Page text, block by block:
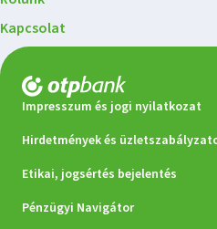
nyújt arról, ha az előző évi
kedvezőbb számlacsomag érhető
Kapcsolat
Impresszum és jogi nyilatkozat
Hirdetmények és
Etikai, jogsértés bejelentés
Pénzügyi Navigátor